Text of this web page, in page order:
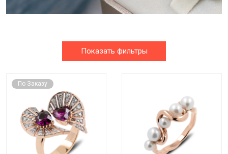
Показать фильтры
По Заказу